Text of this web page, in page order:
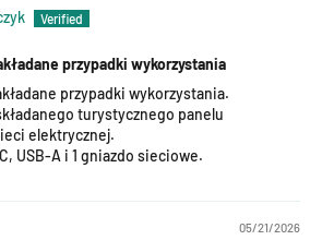
przypadki wykorzystania
przypadki wykorzystania.
turystycznego panelu
elektrycznej.
USB-A i 1 gniazdo sieciowe.
05/21/2026